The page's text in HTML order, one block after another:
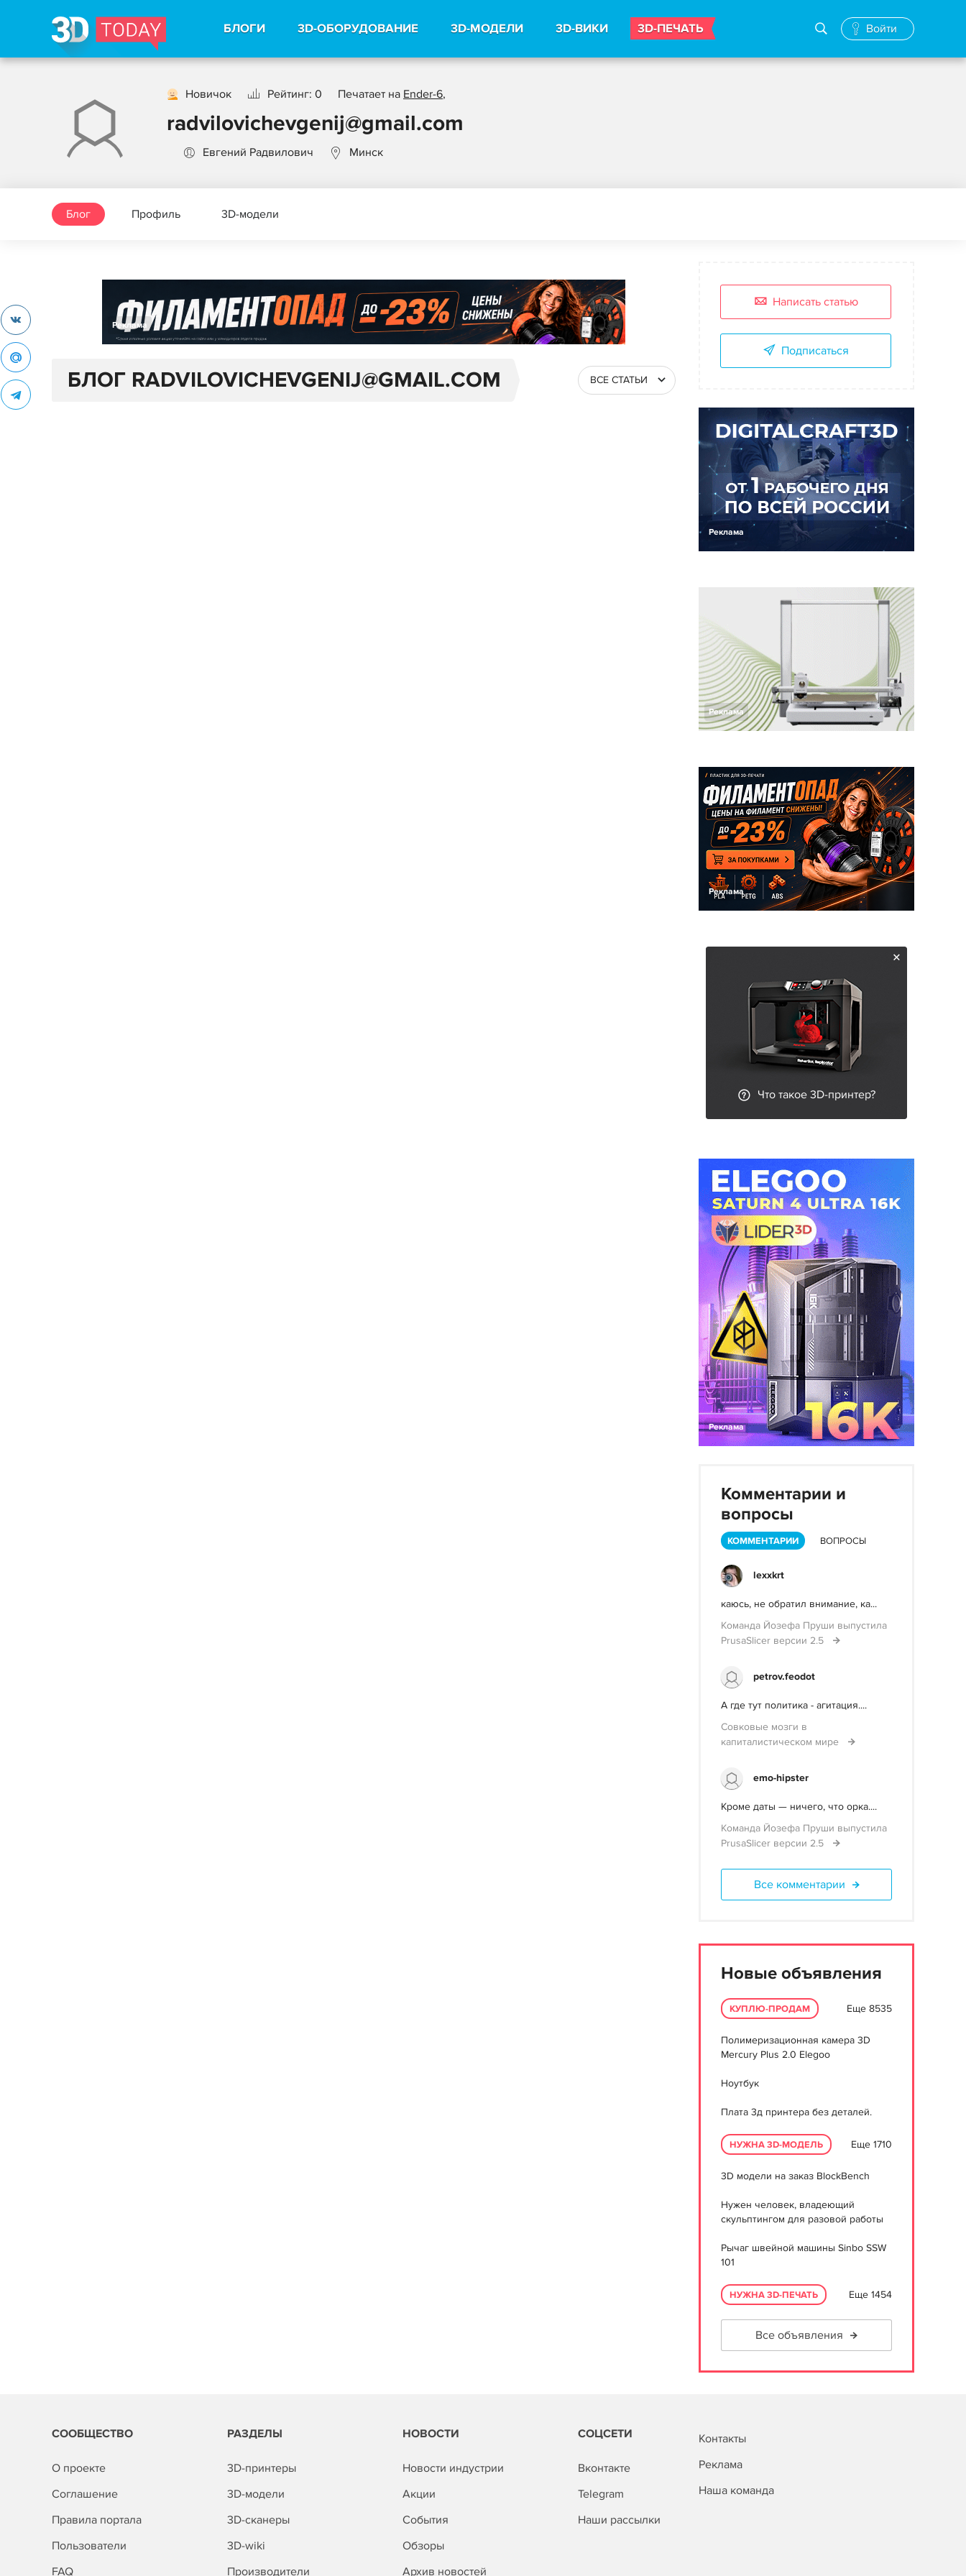
БЛОГИ 3D-ОБОРУДОВАНИЕ 3D-МОДЕЛИ 3D-ВИКИ 3D-ПЕЧАТЬ Войти
Новичок Рейтинг: 0 Печатает на Ender-6,
radvilovichevgenij@gmail.com
Евгений Радвилович Минск
Блог Профиль 3D-модели
Реклама
БЛОГ RADVILOVICHEVGENIJ@GMAIL.COM ВСЕ СТАТЬИ
Написать статью
Подписаться
Реклама
Реклама
Реклама
Что такое 3D-принтер?
Реклама
Комментарии и
вопросы
КОММЕНТАРИИ ВОПРОСЫ
lexxkrt
каюсь, не обратил внимание, ка...
Команда Йозефа Пруши выпустила
PrusaSlicer версии 2.5
petrov.feodot
А где тут политика - агитация....
Совковые мозги в
капиталистическом мире
emo-hipster
Кроме даты — ничего, что орка....
Команда Йозефа Пруши выпустила
PrusaSlicer версии 2.5
Все комментарии
Новые объявления
КУПЛЮ-ПРОДАМ Еще 8535
Полимеризационная камера 3D
Mercury Plus 2.0 Elegoo
Ноутбук
Плата 3д принтера без деталей.
НУЖНА 3D-МОДЕЛЬ Еще 1710
3D модели на заказ BlockBench
Нужен человек, владеющий
скульптингом для разовой работы
Рычаг швейной машины Sinbo SSW
101
НУЖНА 3D-ПЕЧАТЬ Еще 1454
Все объявления
СООБЩЕСТВО
О проекте
Соглашение
Правила портала
Пользователи
FAQ
РАЗДЕЛЫ
3D-принтеры
3D-модели
3D-сканеры
3D-wiki
Производители
НОВОСТИ
Новости индустрии
Акции
События
Обзоры
Архив новостей
СОЦСЕТИ
Вконтакте
Telegram
Наши рассылки
Контакты
Реклама
Наша команда